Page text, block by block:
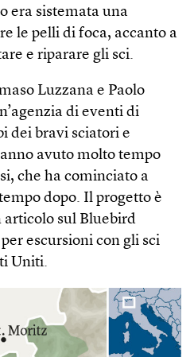
era sistemata una
le pelli di foca, accanto a
e riparare gli sci.
Luzzana e Paolo
di eventi di
dei bravi sciatori e
avuto molto tempo
che ha cominciato a
dopo. Il progetto è
articolo sul Bluebird
escursioni con gli sci
Uniti.